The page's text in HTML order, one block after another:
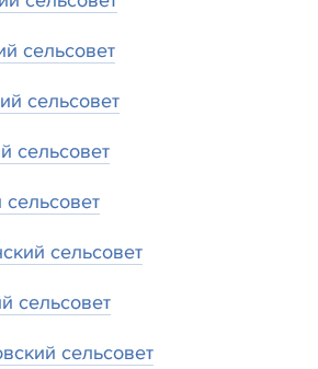
сельсовет
сельсовет
сельсовет
сельсовет
сельсовет
сельсовет